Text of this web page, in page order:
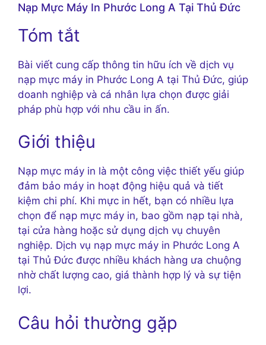
Nạp Mực Máy In Phước Long A Tại Thủ Đức
Tóm tắt
Bài viết cung cấp thông tin hữu ích về dịch vụ
nạp mực máy in Phước Long A tại Thủ Đức, giúp
doanh nghiệp và cá nhân lựa chọn được giải
pháp phù hợp với nhu cầu in ấn.
Giới thiệu
Nạp mực máy in là một công việc thiết yếu giúp
đảm bảo máy in hoạt động hiệu quả và tiết
kiệm chi phí. Khi mực in hết, bạn có nhiều lựa
chọn để nạp mực máy in, bao gồm nạp tại nhà,
tại cửa hàng hoặc sử dụng dịch vụ chuyên
nghiệp. Dịch vụ nạp mực máy in Phước Long A
tại Thủ Đức được nhiều khách hàng ưa chuộng
nhờ chất lượng cao, giá thành hợp lý và sự tiện
lợi.
Câu hỏi thường gặp